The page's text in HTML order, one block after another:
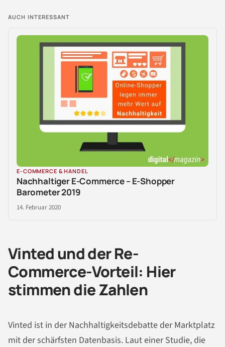
AUCH INTERESSANT
E-COMMERCE & HANDEL
Nachhaltiger E-Commerce – E-Shopper
Barometer 2019
14. Februar 2020
Vinted und der Re-
Commerce-Vorteil: Hier
stimmen die Zahlen
Vinted ist in der Nachhaltigkeitsdebatte der Marktplatz
mit der schärfsten Datenbasis. Laut einer Studie, die